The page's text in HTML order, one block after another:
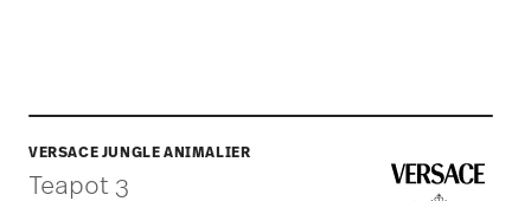
VERSACE JUNGLE ANIMALIER
Teapot 3